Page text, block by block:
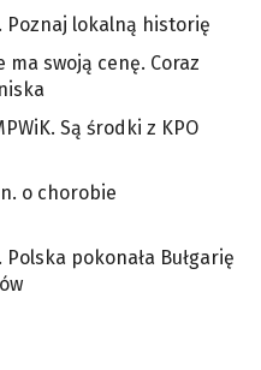
Poznaj lokalną historię
swoją cenę. Coraz
Są środki z KPO
o chorobie
pokonała Bułgarię